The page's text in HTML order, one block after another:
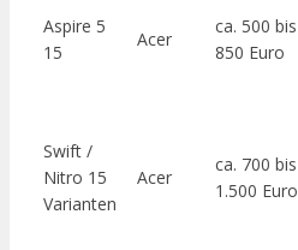
Aspire 5
15
Acer
ca. 500 bis
850 Euro
Swift /
Nitro 15
Varianten
Acer
ca. 700 bis
1.500 Euro